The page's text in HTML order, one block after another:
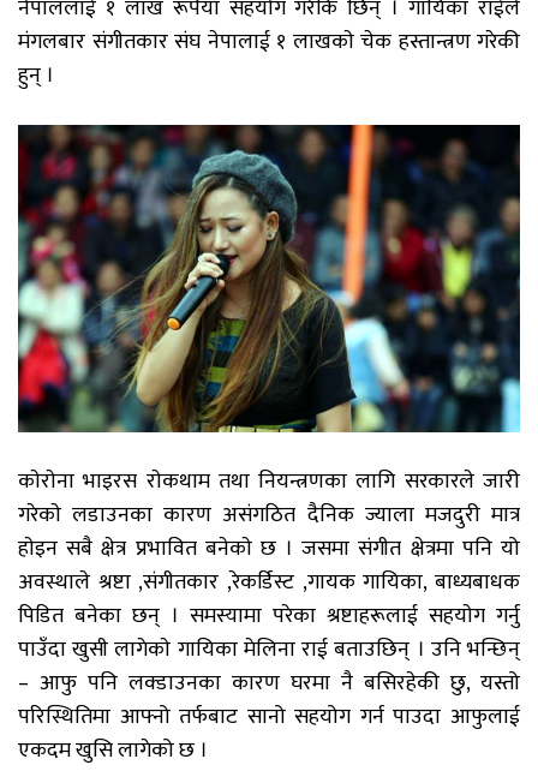
नेपाललाई १ लाख रूपैयाँ सहयाेग गरेकि छिन् । गायिका राईले
मंगलबार संगीतकार संघ नेपालाई १ लाखकाे चेक हस्तान्त्रण गरेकी
हुन् ।
काेराेना भाइरस राेकथाम तथा नियन्त्रणका लागि सरकारले जारी
गरेकाे लडाउनका कारण असंगठित दैनिक ज्याला मजदुरी मात्र
हाेइन सबै क्षेत्र प्रभावित बनेकाे छ । जसमा संगीत क्षेत्रमा पनि यो
अवस्थाले श्रष्टा ,संगीतकार ,रेकर्डिस्ट ,गायक गायिका, बाध्यबाधक
पिडित बनेका छन् । समस्यामा परेका श्रष्टाहरूलाई सहयाेग गर्नु
पाउँदा खुसी लागेकाे गायिका मेलिना राई बताउछिन् । उनि भन्छिन्
– आफु पनि लक्डाउनका कारण घरमा नै बसिरहेकी छु, यस्तो
परिस्थितिमा आफ्नो तर्फबाट सानो सहयोग गर्न पाउदा आफुलाई
एकदम खुसि लागेको छ ।